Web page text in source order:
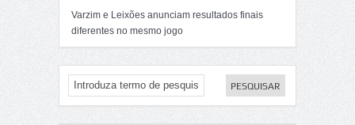
Varzim e Leixões anunciam resultados finais
diferentes no mesmo jogo